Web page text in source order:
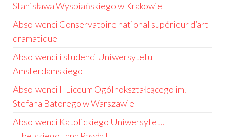
Stanisława Wyspiańskiego w Krakowie
Absolwenci Conservatoire national supérieur d’art
dramatique
Absolwenci i studenci Uniwersytetu
Amsterdamskiego
Absolwenci II Liceum Ogólnokształcącego im.
Stefana Batorego w Warszawie
Absolwenci Katolickiego Uniwersytetu